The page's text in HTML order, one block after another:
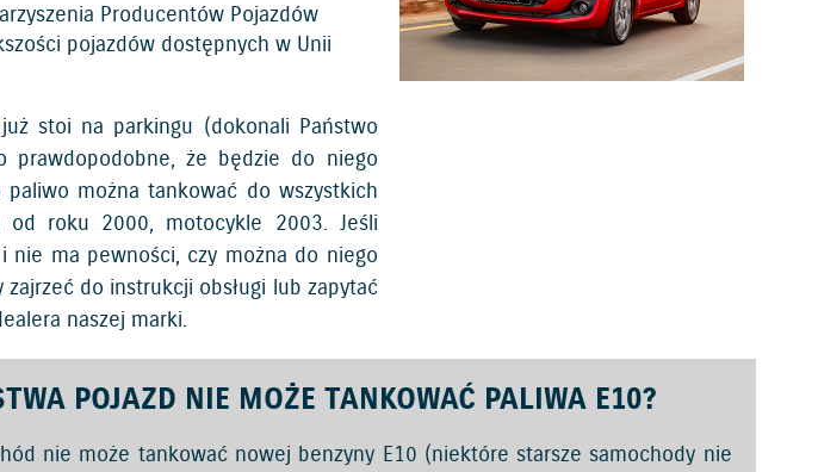
Producentów Pojazdów
pojazdów dostępnych w Unii
stoi na parkingu (dokonali Państwo
prawdopodobne, że będzie do niego
można tankować do wszystkich
od roku 2000, motocykle 2003. Jeśli
nie ma pewności, czy można do niego
do instrukcji obsługi lub zapytać
naszej marki.
POJAZD NIE MOŻE TANKOWAĆ PALIWA E10?
nie może tankować nowej benzyny E10 (niektóre starsze samochody nie